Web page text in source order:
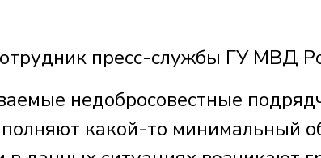
пресс-службы ГУ МВД
недобросовестные
какой-то минимальный